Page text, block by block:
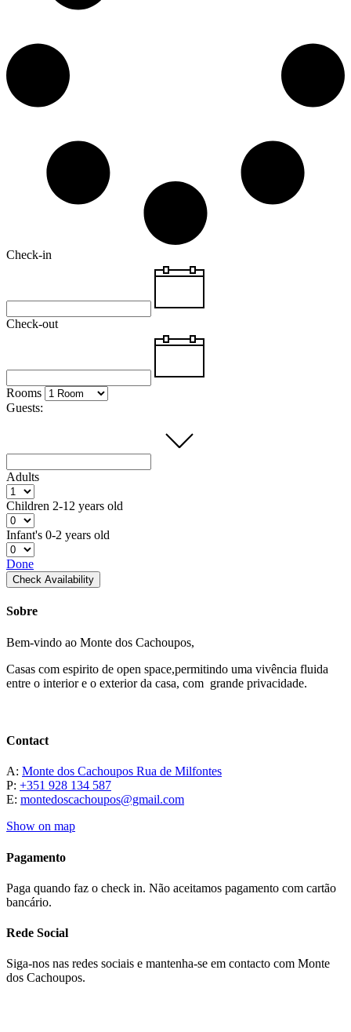
Check-in
Check-out
Rooms
Guests:
Adults
Children 2-12 years old
Infant's 0-2 years old
Done
Check Availability
Sobre
Bem-vindo ao Monte dos Cachoupos,
Casas com espirito de open space,permitindo uma vivência fluida
entre o interior e o exterior da casa, com grande privacidade.
Contact
A: Monte dos Cachoupos Rua de Milfontes
P: +351 928 134 587
E: montedoscachoupos@gmail.com
Show on map
Pagamento
Paga quando faz o check in. Não aceitamos pagamento com cartão
bancário.
Rede Social
Siga-nos nas redes sociais e mantenha-se em contacto com Monte
dos Cachoupos.